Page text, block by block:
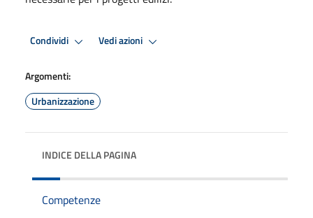
Condividi Vedi azioni
Argomenti:
Urbanizzazione
INDICE DELLA PAGINA
Competenze